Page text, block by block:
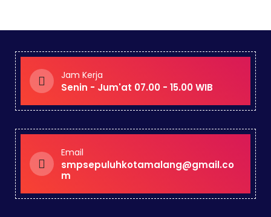
Jam Kerja
Senin - Jum'at 07.00 - 15.00 WIB
Email
smpsepuluhkotamalang@gmail.co
m